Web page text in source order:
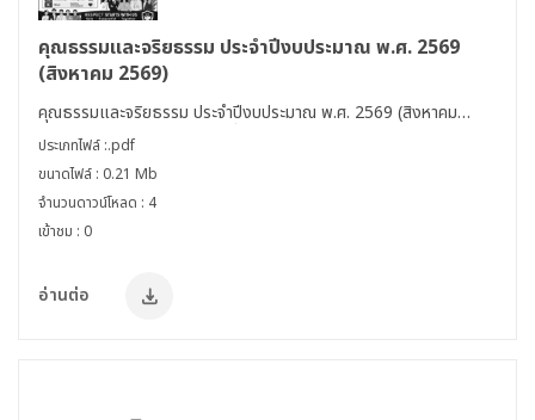
คุณธรรมและจริยธรรม ประจำปีงบประมาณ พ.ศ. 2569
(สิงหาคม 2569)
คุณธรรมและจริยธรรม ประจำปีงบประมาณ พ.ศ. 2569 (สิงหาคม
2569) หัวข้อ STOP "การบูลลี่” (bullying)"
ประเภทไฟล์ :.pdf
ขนาดไฟล์ : 0.21 Mb
จำนวนดาวน์โหลด : 4
เข้าชม : 0
อ่านต่อ